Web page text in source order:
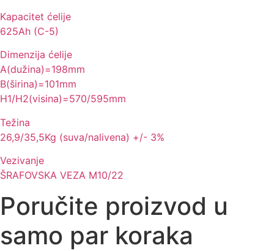
Kapacitet ćelije
625Ah (C-5)
Dimenzija ćelije
A(dužina)=198mm
B(širina)=101mm
H1/H2(visina)=570/595mm
Težina
26,9/35,5Kg (suva/nalivena) +/- 3%
Vezivanje
ŠRAFOVSKA VEZA M10/22
Poručite proizvod u
samo par koraka